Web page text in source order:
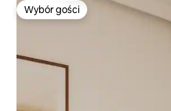
Wybór gości
Wybór gości